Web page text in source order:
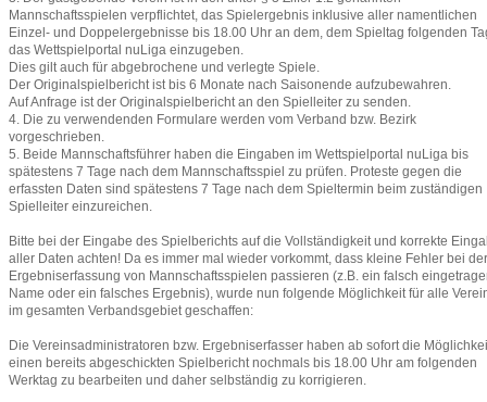
Mannschaftsspielen verpflichtet, das Spielergebnis inklusive aller namentlichen
Einzel- und Doppelergebnisse bis 18.00 Uhr an dem, dem Spieltag folgenden
das Wettspielportal nuLiga einzugeben.
Dies gilt auch für abgebrochene und verlegte Spiele.
Der Originalspielbericht ist bis 6 Monate nach Saisonende aufzubewahren.
Auf Anfrage ist der Originalspielbericht an den Spielleiter zu senden.
4. Die zu verwendenden Formulare werden vom Verband bzw. Bezirk
vorgeschrieben.
5. Beide Mannschaftsführer haben die Eingaben im Wettspielportal nuLiga bis
spätestens 7 Tage nach dem Mannschaftsspiel zu prüfen. Proteste gegen die
erfassten Daten sind spätestens 7 Tage nach dem Spieltermin beim zuständigen
Spielleiter einzureichen.
Bitte bei der Eingabe des Spielberichts auf die Vollständigkeit und korrekte
aller Daten achten! Da es immer mal wieder vorkommt, dass kleine Fehler bei der
Ergebniserfassung von Mannschaftsspielen passieren (z.B. ein falsch
Name oder ein falsches Ergebnis), wurde nun folgende Möglichkeit für alle
im gesamten Verbandsgebiet geschaffen:
Die Vereinsadministratoren bzw. Ergebniserfasser haben ab sofort die
einen bereits abgeschickten Spielbericht nochmals bis 18.00 Uhr am folgenden
Werktag zu bearbeiten und daher selbständig zu korrigieren.